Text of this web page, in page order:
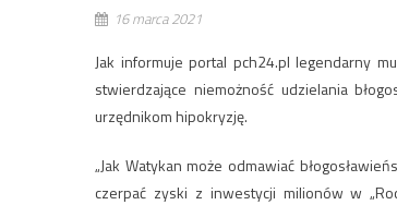
16 marca 2021
Jak informuje portal pch24.pl legendarny
stwierdzające niemożność udzielania
urzędnikom hipokryzję.
„Jak Watykan może odmawiać
czerpać zyski z inwestycji milionów w